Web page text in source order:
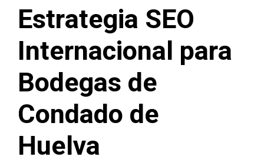
Estrategia SEO
Internacional para
Bodegas de
Condado de
Huelva